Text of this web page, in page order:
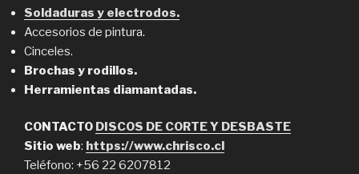
Soldaduras y electrodos.
Accesorios de pintura.
Cinceles.
Brochas y rodillos.
Herramientas diamantadas.
CONTACTO DISCOS DE CORTE Y DESBASTE
Sitio web: https://www.chrisco.cl
Teléfono: +56 22 6207812